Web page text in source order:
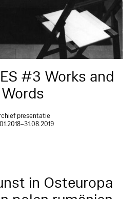
#3 Works and
Words
presentatie
in Osteuropa